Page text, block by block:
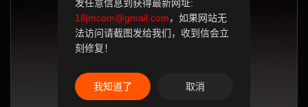
发任意信息到获得最新网址:
18jmcom@gmail.com，如果网站无
法访问请截图发给我们，收到信会立
刻修复！
我知道了 取消